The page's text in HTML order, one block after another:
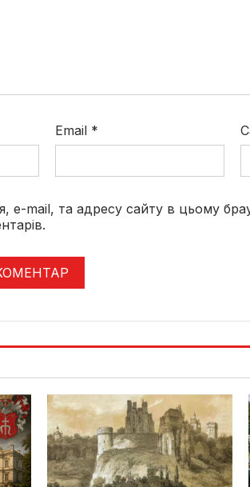
Email *
e-mail, та адресу сайту в цьому